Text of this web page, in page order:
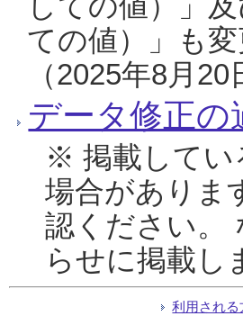
ての値）」も
（2025年8月20
データ修正
※ 掲載してい
場合がありま
認ください。
らせに掲載し
利用される